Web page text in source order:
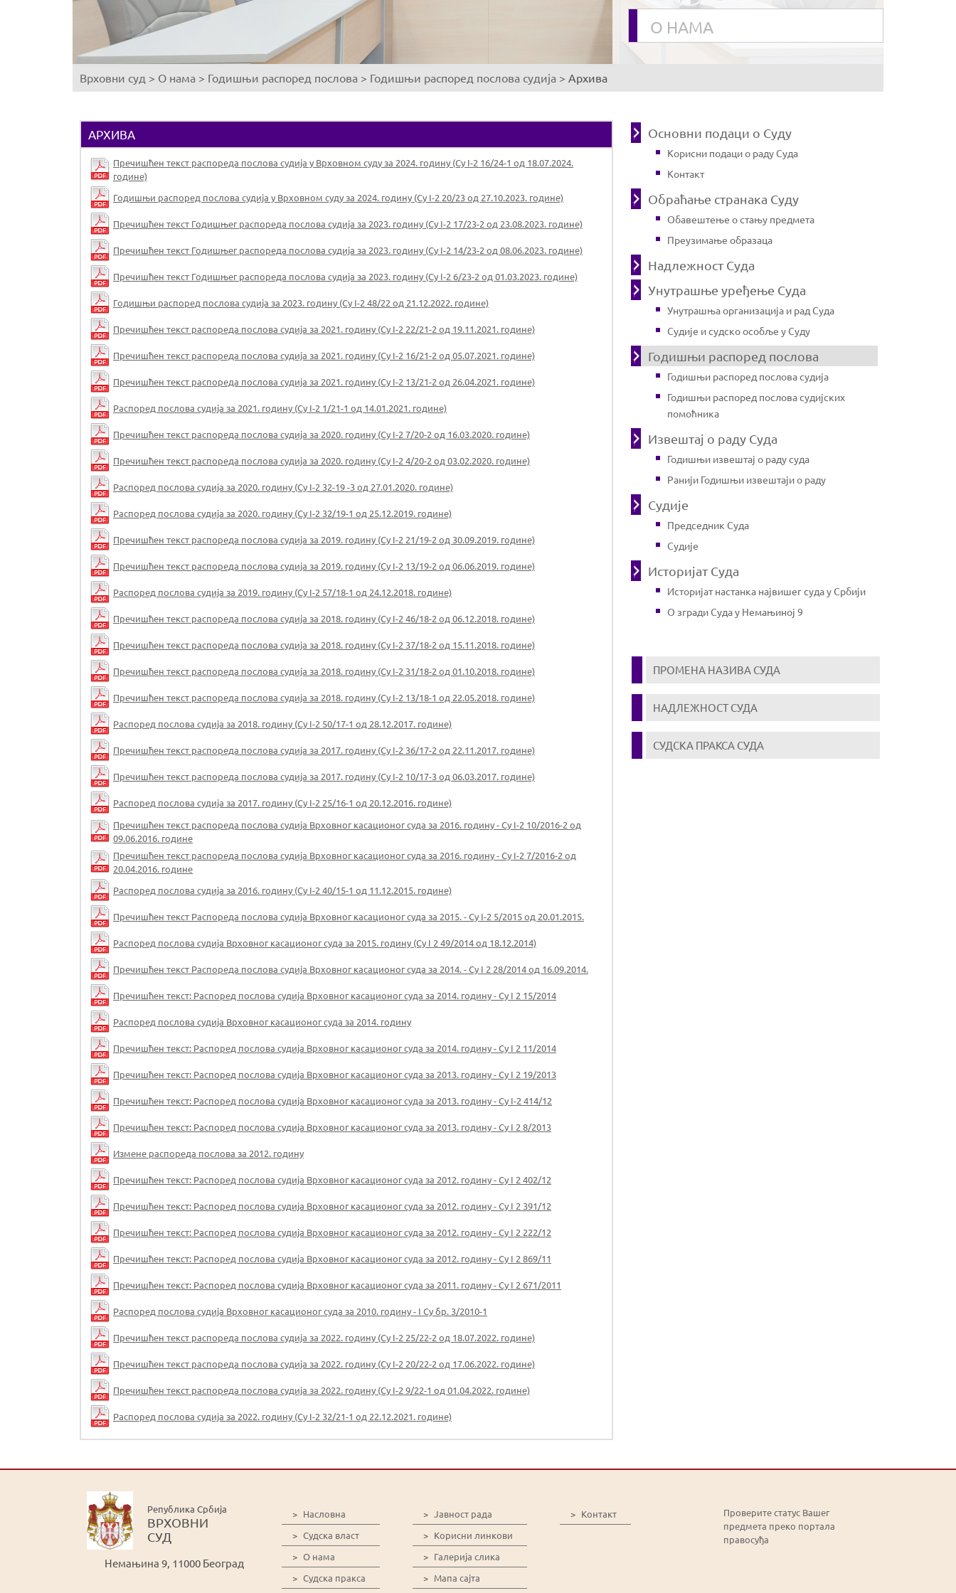
О НАМА
You
here
Врховни суд > О нама > Годишњи распоред послова > Годишњи распоред послова судија > Архива
АРХИВА
Пречишћен текст распореда послова судија у Врховном суду за 2024. годину (Су I-2 16/24-1 од 18.07.2024.
године)
Годишњи распоред послова судија у Врховном суду за 2024. годину (Су I-2 20/23 од 27.10.2023. године)
Пречишћен текст Годишњег распореда послова судија за 2023. годину (Су I-2 17/23-2 од 23.08.2023. године)
Пречишћен текст Годишњег распореда послова судија за 2023. годину (Су I-2 14/23-2 од 08.06.2023. године)
Пречишћен текст Годишњег распореда послова судија за 2023. годину (Су I-2 6/23-2 од 01.03.2023. године)
Годишњи распоред послова судија за 2023. годину (Су I-2 48/22 од 21.12.2022. године)
Пречишћен текст распореда послова судија за 2021. годину (Су I-2 22/21-2 од 19.11.2021. године)
Пречишћен текст распореда послова судија за 2021. годину (Су I-2 16/21-2 од 05.07.2021. године)
Пречишћен текст распореда послова судија за 2021. годину (Су I-2 13/21-2 од 26.04.2021. године)
Распоред послова судија за 2021. годину (Су I-2 1/21-1 од 14.01.2021. године)
Пречишћен текст распореда послова судија за 2020. годину (Су I-2 7/20-2 од 16.03.2020. године)
Пречишћен текст распореда послова судија за 2020. годину (Су I-2 4/20-2 од 03.02.2020. године)
Распоред послова судија за 2020. годину (Су I-2 32-19 -3 од 27.01.2020. године)
Распоред послова судија за 2020. годину (Су I-2 32/19-1 од 25.12.2019. године)
Пречишћен текст распореда послова судија за 2019. годину (Су I-2 21/19-2 од 30.09.2019. године)
Пречишћен текст распореда послова судија за 2019. годину (Су I-2 13/19-2 од 06.06.2019. године)
Распоред послова судија за 2019. годину (Су I-2 57/18-1 од 24.12.2018. године)
Пречишћен текст распореда послова судија за 2018. годину (Су I-2 46/18-2 од 06.12.2018. године)
Пречишћен текст распореда послова судија за 2018. годину (Су I-2 37/18-2 од 15.11.2018. године)
Пречишћен текст распореда послова судија за 2018. годину (Су I-2 31/18-2 од 01.10.2018. године)
Пречишћен текст распореда послова судија за 2018. годину (Су I-2 13/18-1 од 22.05.2018. године)
Распоред послова судија за 2018. годину (Су I-2 50/17-1 од 28.12.2017. године)
Пречишћен текст распореда послова судија за 2017. годину (Су I-2 36/17-2 од 22.11.2017. године)
Пречишћен текст распореда послова судија за 2017. годину (Су I-2 10/17-3 од 06.03.2017. године)
Распоред послова судија за 2017. годину (Су I-2 25/16-1 од 20.12.2016. године)
Пречишћен текст распореда послова судија Врховног касационог суда за 2016. годину - Су I-2 10/2016-2 од
09.06.2016. године
Пречишћен текст распореда послова судија Врховног касационог суда за 2016. годину - Су I-2 7/2016-2 од
20.04.2016. године
Распоред послова судија за 2016. годину (Су I-2 40/15-1 од 11.12.2015. године)
Пречишћен текст Распореда послова судија Врховног касационог суда за 2015. - Су I-2 5/2015 од 20.01.2015.
Распоред послова судија Врховног касационог суда за 2015. годину (Су I 2 49/2014 од 18.12.2014)
Пречишћен текст Распореда послова судија Врховног касационог суда за 2014. - Су I 2 28/2014 од 16.09.2014.
Пречишћен текст: Распоред послова судија Врховног касационог суда за 2014. годину - Су I 2 15/2014
Распоред послова судија Врховног касационог суда за 2014. годину
Пречишћен текст: Распоред послова судија Врховног касационог суда за 2014. годину - Су I 2 11/2014
Пречишћен текст: Распоред послова судија Врховног касационог суда за 2013. годину - Су I 2 19/2013
Пречишћен текст: Распоред послова судија Врховног касационог суда за 2013. годину - Су I-2 414/12
Пречишћен текст: Распоред послова судија Врховног касационог суда за 2013. годину - Су I 2 8/2013
Измене распореда послова за 2012. годину
Пречишћен текст: Распоред послова судија Врховног касационог суда за 2012. годину - Су I 2 402/12
Пречишћен текст: Распоред послова судија Врховног касационог суда за 2012. годину - Су I 2 391/12
Пречишћен текст: Распоред послова судија Врховног касационог суда за 2012. годину - Су I 2 222/12
Пречишћен текст: Распоред послова судија Врховног касационог суда за 2012. годину - Су I 2 869/11
Пречишћен текст: Распоред послова судија Врховног касационог суда за 2011. годину - Су I 2 671/2011
Распоред послова судија Врховног касационог суда за 2010. годину - I Су бр. 3/2010-1
Пречишћен текст распореда послова судија за 2022. годину (Су I-2 25/22-2 од 18.07.2022. године)
Пречишћен текст распореда послова судија за 2022. годину (Су I-2 20/22-2 од 17.06.2022. године)
Пречишћен текст распореда послова судија за 2022. годину (Су I-2 9/22-1 од 01.04.2022. године)
Распоред послова судија за 2022. годину (Су I-2 32/21-1 од 22.12.2021. године)
Основни подаци о Суду
Корисни подаци о раду Суда
Контакт
Обраћање странака Суду
Обавештење о стању предмета
Преузимање образаца
Надлежност Суда
Унутрашње уређење Суда
Унутрашња организација и рад Суда
Судије и судско особље у Суду
Годишњи распоред послова
Годишњи распоред послова судија
Годишњи распоред послова судијских
помоћника
Извештај о раду Суда
Годишњи извештај о раду суда
Ранији Годишњи извештаји о раду
Судије
Председник Суда
Судије
Историјат Суда
Историјат настанка највишег суда у Србији
О згради Суда у Немањиној 9
ПРОМЕНА НАЗИВА СУДА
НАДЛЕЖНОСТ СУДА
СУДСКА ПРАКСА СУДА
Република Србија
ВРХОВНИ
СУД
Немањина 9, 11000 Београд
> Насловна
> Судска власт
> О нама
> Судска пракса
> Јавност рада
> Корисни линкови
> Галерија слика
> Мапа сајта
> Контакт
Проверите статус Вашег
предмета преко портала
правосуђа